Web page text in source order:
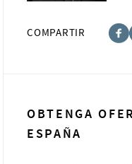
COMPARTIR
OBTENGA
ESPAÑA